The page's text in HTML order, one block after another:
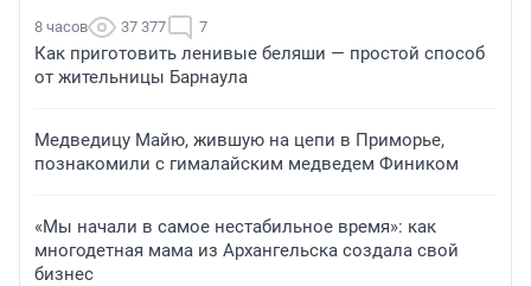
8 часов 37 377 7
Как приготовить ленивые беляши — простой способ
от жительницы Барнаула
Медведицу Майю, жившую на цепи в Приморье,
познакомили с гималайским медведем Фиником
«Мы начали в самое нестабильное время»: как
многодетная мама из Архангельска создала свой
бизнес